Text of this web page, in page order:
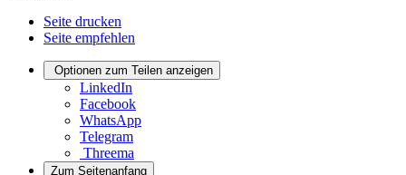
Seite drucken
Seite empfehlen
Optionen zum Teilen anzeigen
LinkedIn
Facebook
WhatsApp
Telegram
Threema
Zum Seitenanfang